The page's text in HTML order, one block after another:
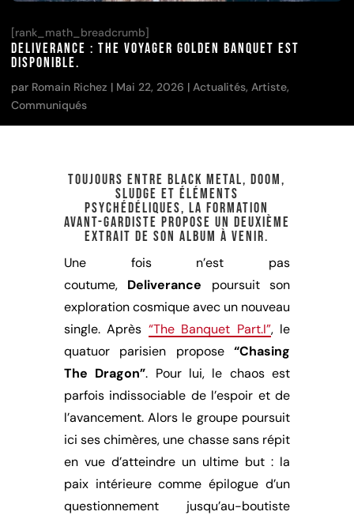
[rank_math_breadcrumb]
DELIVERANCE : The Voyager Golden Banquet est
disponible.
par Romain Richez | Mai 22, 2026 | Actualités, Artiste,
Communiqués
Toujours entre black metal, doom,
sludge et éléments
psychédéliques, la formation
avant-gardiste propose un deuxième
extrait de son album à venir.
Une fois n’est pas
coutume, Deliverance
poursuit son
exploration cosmique avec un nouveau
single. Après “The Banquet Part.I”, le
quatuor parisien propose“Chasing
The Dragon”. Pour lui, le chaos est
parfois indissociable de l’espoir et de
l’avancement. Alors le groupe poursuit
ici ses chimères, une chasse sans répit
en vue d’atteindre un ultime but : la
paix intérieure comme épilogue d’un
questionnement jusqu’au-boutiste